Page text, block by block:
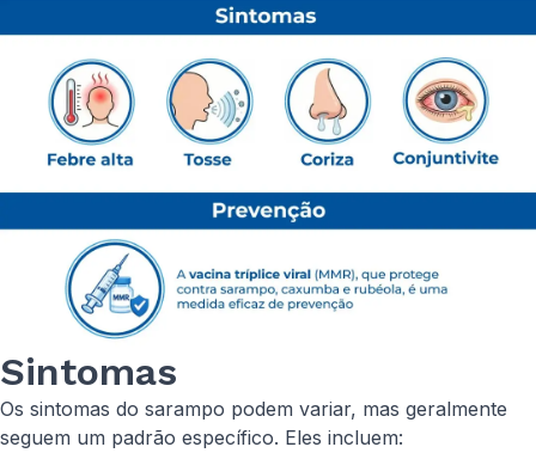
Sintomas
Os sintomas do sarampo podem variar, mas geralmente
seguem um padrão específico. Eles incluem: